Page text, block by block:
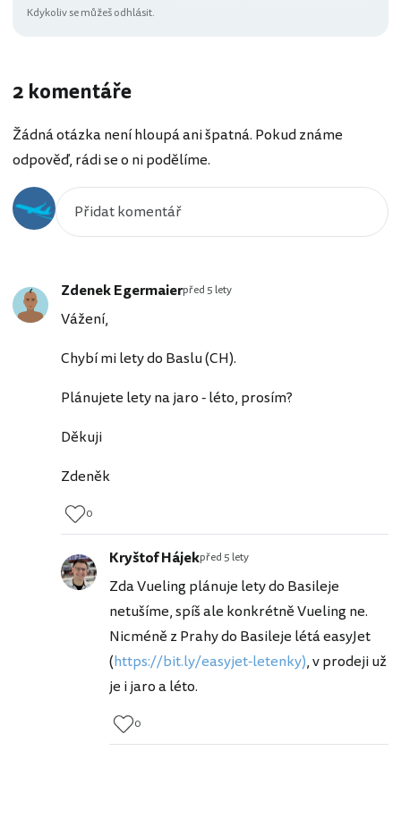
Kdykoliv se můžeš odhlásit.
2 komentáře
Žádná otázka není hloupá ani špatná. Pokud známe
odpověď, rádi se o ni podělíme.
Zdenek Egermaierpřed 5 lety
Vážení,
Chybí mi lety do Baslu (CH).
Plánujete lety na jaro - léto, prosím?
Děkuji
Zdeněk
0
Kryštof Hájekpřed 5 lety
Zda Vueling plánuje lety do Basileje
netušíme, spíš ale konkrétně Vueling ne.
Nicméně z Prahy do Basileje létá easyJet
(https://bit.ly/easyjet-letenky), v prodeji už
je i jaro a léto.
0